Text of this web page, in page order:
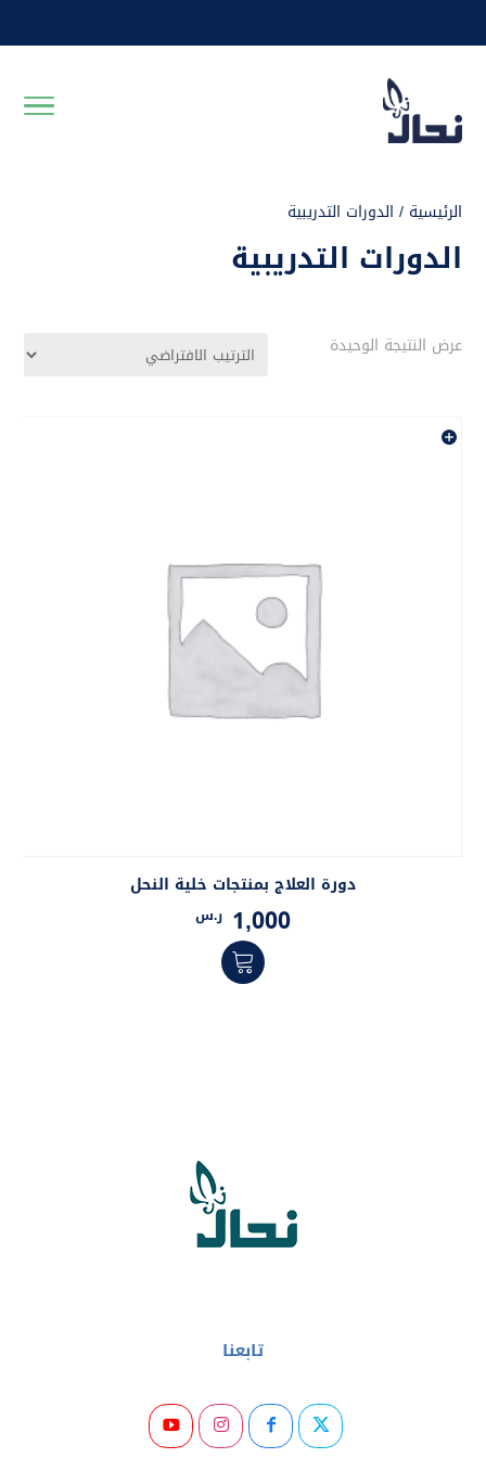
الرئيسية / الدورات التدريبية
الدورات التدريبية
عرض النتيجة الوحيدة
دورة العلاج بمنتجات خلية النحل
1,000 ر.س
تابعنا